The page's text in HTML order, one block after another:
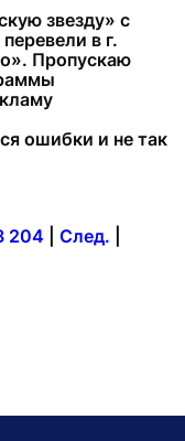
звезду» с
в г.
Пропускаю
ошибки и не так
204 След.